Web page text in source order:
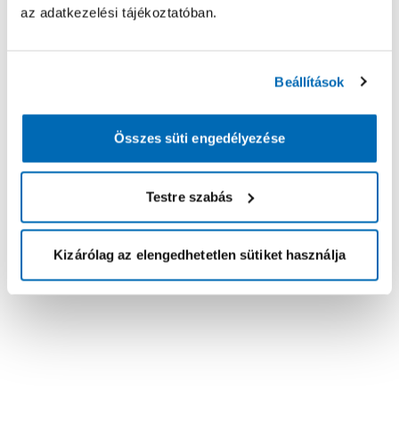
az adatkezelési tájékoztatóban.
Beállítások
Összes süti engedélyezése
Testre szabás
Kizárólag az elengedhetetlen sütiket használja